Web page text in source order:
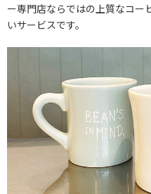
ー専門店ならではの上質なコー
いサービスです。